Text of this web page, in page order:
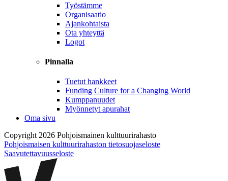
Työstämme
Organisaatio
Ajankohtaista
Ota yhteyttä
Logot
Pinnalla
Tuetut hankkeet
Funding Culture for a Changing World
Kumppanuudet
Myönnetyt apurahat
Oma sivu
Copyright 2026 Pohjoismainen kulttuurirahasto
Pohjoismaisen kulttuurirahaston tietosuojaseloste
Saavutettavuusseloste